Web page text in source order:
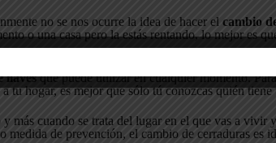
no se nos ocurre la idea de hacer el cambio
o una casa pero la estás rentando, lo mejor es
chapas? Lo más seguro es que la persona que te
llavesque puede utilizar en cualquier momento.
a tu hogar, es mejor que sólo tú conozcas quién
más cuando se trata del lugar en el que vas a vivir
medida de prevención, el cambio de cerraduras es